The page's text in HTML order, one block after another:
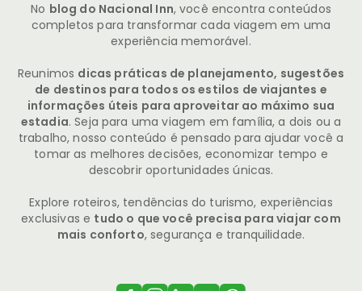
No blog do Nacional Inn, você encontra conteúdos
completos para transformar cada viagem em uma
experiência memorável.
Reunimos dicas práticas de planejamento, sugestões
de destinos para todos os estilos de viajantes e
informações úteis para aproveitar ao máximo sua
estadia. Seja para uma viagem em família, a dois ou a
trabalho, nosso conteúdo é pensado para ajudar você a
tomar as melhores decisões, economizar tempo e
descobrir oportunidades únicas.
Explore roteiros, tendências do turismo, experiências
exclusivas e tudo o que você precisa para viajar com
mais conforto, segurança e tranquilidade.